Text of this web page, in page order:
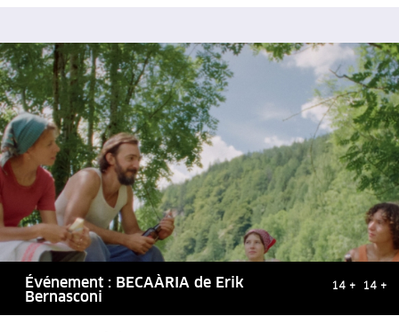
Événement : BECAÀRIA de Erik
Bernasconi
14 + 14 +